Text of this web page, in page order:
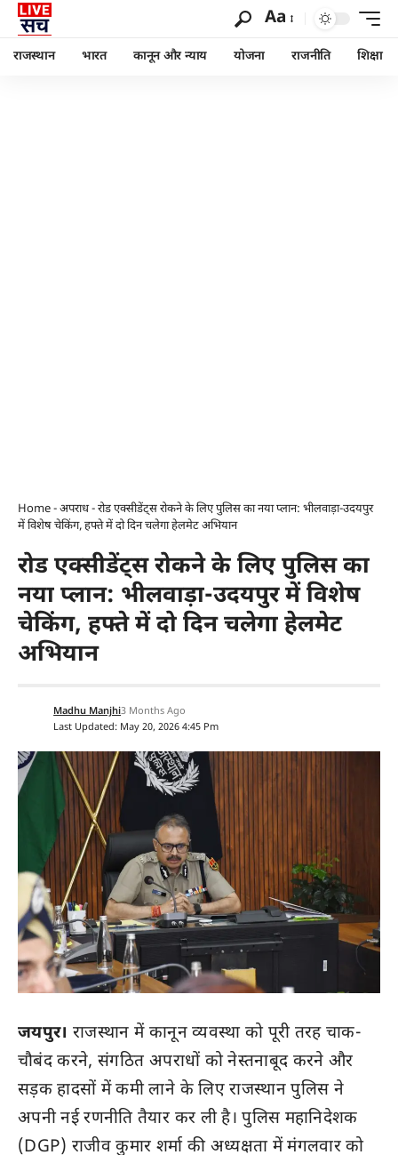
Aa
राजस्थान भारत कानून और न्याय योजना राजनीति शिक्षा
Home-अपराध-रोड एक्सीडेंट्स रोकने के लिए पुलिस का नया प्लान: भीलवाड़ा-उदयपुर
में विशेष चेकिंग, हफ्ते में दो दिन चलेगा हेलमेट अभियान
रोड एक्सीडेंट्स रोकने के लिए पुलिस का
नया प्लान: भीलवाड़ा-उदयपुर में विशेष
चेकिंग, हफ्ते में दो दिन चलेगा हेलमेट
अभियान
Last Updated: May 20, 2026 4:45 Pm
Madhu Manjhi3 Months Ago
जयपुर। राजस्थान में कानून व्यवस्था को पूरी तरह चाक-
चौबंद करने, संगठित अपराधों को नेस्तनाबूद करने और
सड़क हादसों में कमी लाने के लिए राजस्थान पुलिस ने
अपनी नई रणनीति तैयार कर ली है। पुलिस महानिदेशक
(DGP) राजीव कुमार शर्मा की अध्यक्षता में मंगलवार को